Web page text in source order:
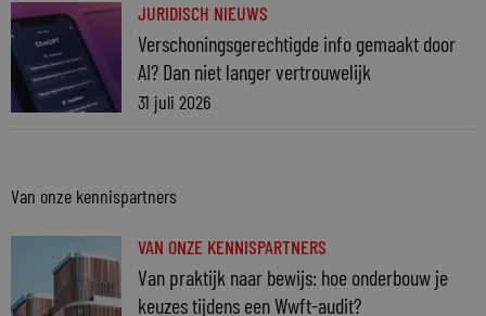
JURIDISCH NIEUWS
Verschoningsgerechtigde info gemaakt door
AI? Dan niet langer vertrouwelijk
31 juli 2026
Van onze kennispartners
VAN ONZE KENNISPARTNERS
Van praktijk naar bewijs: hoe onderbouw je
keuzes tijdens een Wwft-audit?